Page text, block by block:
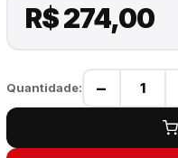
R$ 274,00
Quantidade: −